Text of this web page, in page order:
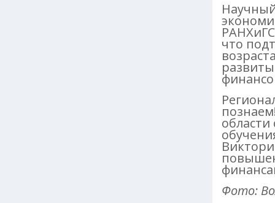
что
Фото: